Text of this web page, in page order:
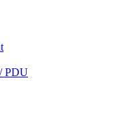
PDU